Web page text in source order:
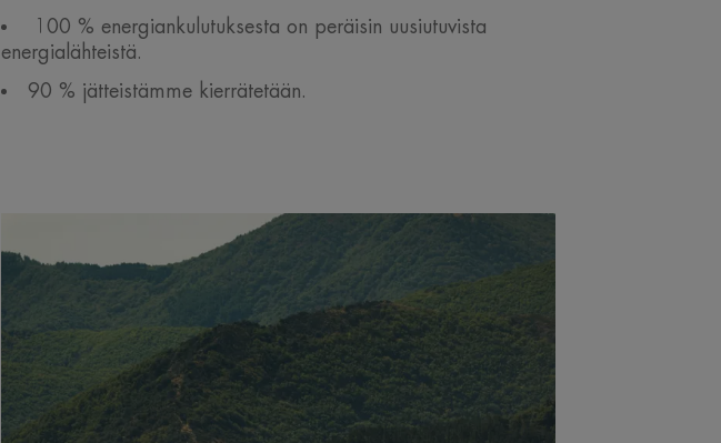
100 % energiankulutuksesta on peräisin uusiutuvista
energialähteistä.
90 % jätteistämme kierrätetään.